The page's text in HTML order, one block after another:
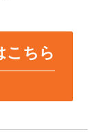
こちら